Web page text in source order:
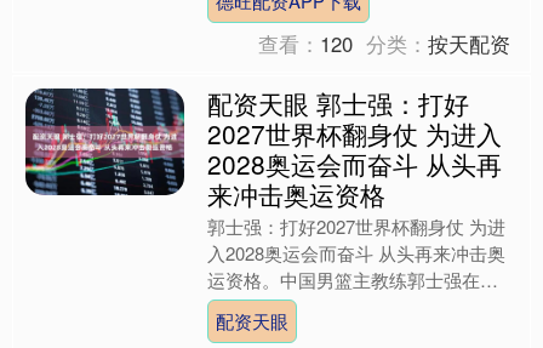
夺冠，今年已经击败了除孙颖....
查看： 120 分类：按天配资
配资天眼 郭士强：打好
2027世界杯翻身仗 为进入
2028奥运会而奋斗 从头再
来冲击奥运资格
郭士强：打好2027世界杯翻身仗 为进
入2028奥运会而奋斗 从头再来冲击奥
运资格。中国男篮主教练郭士强在
2026年8月再次重申目标，为2027年世
界杯和202....
配资天眼